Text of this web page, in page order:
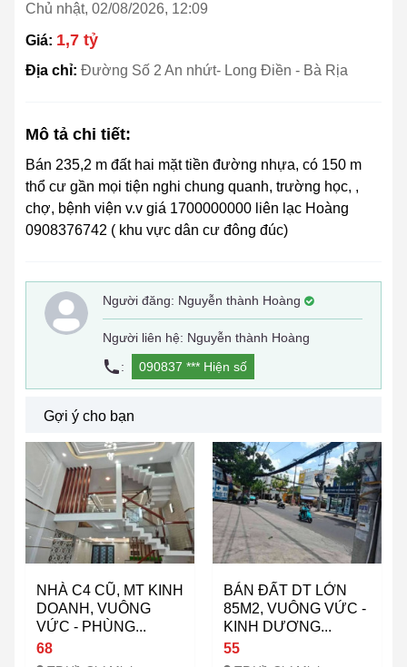
Chủ nhật, 02/08/2026, 12:09
Giá: 1,7 tỷ
Địa chỉ: Đường Số 2 An nhứt- Long Điền - Bà Rịa
Mô tả chi tiết:
Bán 235,2 m đất hai mặt tiền đường nhựa, có 150 m
thổ cư gần mọi tiện nghi chung quanh, trường học, ,
chợ, bệnh viện v.v giá 1700000000 liên lạc Hoàng
0908376742 ( khu vực dân cư đông đúc)
Người đăng: Nguyễn thành Hoàng
Người liên hệ: Nguyễn thành Hoàng
:
090837 *** Hiện số
Gợi ý cho bạn
NHÀ C4 CŨ, MT KINH
DOANH, VUÔNG
VỨC - PHÙNG...
68
BÁN ĐẤT DT LỚN
85M2, VUÔNG VỨC -
KINH DƯƠNG...
55